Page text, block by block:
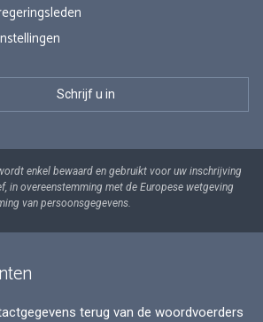
enkel bewaard en gebruikt voor uw inschrijving
in overeenstemming met de Europese wetgeving
van persoonsgegevens.
terug van de woordvoerders